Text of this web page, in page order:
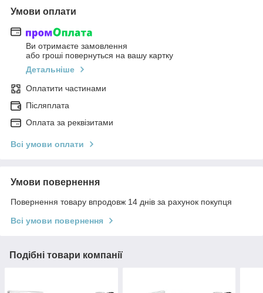
Умови оплати
Ви отримаєте замовлення
або гроші повернуться на вашу картку
Детальніше
Оплатити частинами
Післяплата
Оплата за реквізитами
Всі умови оплати
Умови повернення
Повернення товару впродовж 14 днів за рахунок покупця
Всі умови повернення
Подібні товари компанії